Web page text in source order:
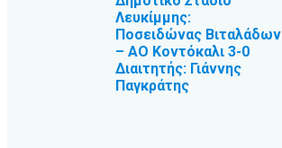
Λευκίμμης:
Ποσειδώνας Βιταλάδων
– ΑΟ Κοντόκαλι 3-0
Διαιτητής: Γιάννης
Παγκράτης